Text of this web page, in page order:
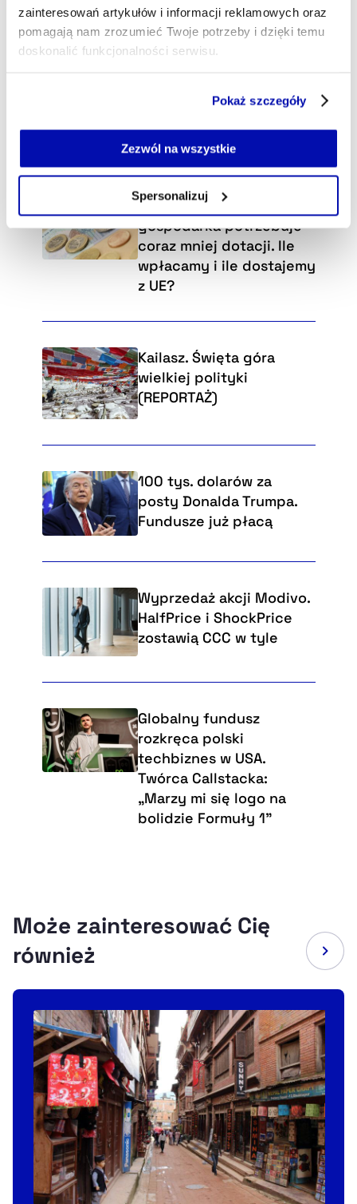
zainteresowań artykułów i informacji reklamowych oraz
pomagają nam zrozumieć Twoje potrzeby i dzięki temu
doskonalić funkcjonalności serwisu.
Jeżeli nie wyrażasz zgody na zapisywanie plików cookie,
możesz łatwo zarządzać swoimi uprawnieniami, np. we
własnej przeglądarce internetowej lub po wybraniu opcji
naszejPolityce Prywatności.
Pokaż szczegóły
Zezwól na wszystkie
Spersonalizuj
Wybraliśmy dla Ciebie
Rozpędzona polska
gospodarka potrzebuje
coraz mniej dotacji. Ile
wpłacamy i ile dostajemy
z UE?
Kailasz. Święta góra
wielkiej polityki
(REPORTAŻ)
100 tys. dolarów za
posty Donalda Trumpa.
Fundusze już płacą
Wyprzedaż akcji Modivo.
HalfPrice i ShockPrice
zostawią CCC w tyle
Globalny fundusz
rozkręca polski
techbiznes w USA.
Twórca Callstacka:
„Marzy mi się logo na
bolidzie Formuły 1”
Może zainteresować Cię
również